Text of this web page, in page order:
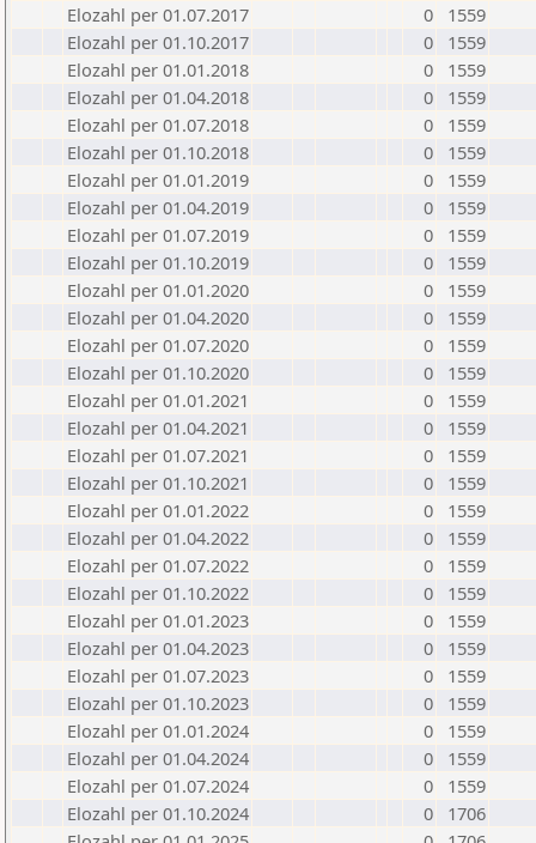
Elozahl per 01.07.2017
0
1559
Elozahl per 01.10.2017
0
1559
Elozahl per 01.01.2018
0
1559
Elozahl per 01.04.2018
0
1559
Elozahl per 01.07.2018
0
1559
Elozahl per 01.10.2018
0
1559
Elozahl per 01.01.2019
0
1559
Elozahl per 01.04.2019
0
1559
Elozahl per 01.07.2019
0
1559
Elozahl per 01.10.2019
0
1559
Elozahl per 01.01.2020
0
1559
Elozahl per 01.04.2020
0
1559
Elozahl per 01.07.2020
0
1559
Elozahl per 01.10.2020
0
1559
Elozahl per 01.01.2021
0
1559
Elozahl per 01.04.2021
0
1559
Elozahl per 01.07.2021
0
1559
Elozahl per 01.10.2021
0
1559
Elozahl per 01.01.2022
0
1559
Elozahl per 01.04.2022
0
1559
Elozahl per 01.07.2022
0
1559
Elozahl per 01.10.2022
0
1559
Elozahl per 01.01.2023
0
1559
Elozahl per 01.04.2023
0
1559
Elozahl per 01.07.2023
0
1559
Elozahl per 01.10.2023
0
1559
Elozahl per 01.01.2024
0
1559
Elozahl per 01.04.2024
0
1559
Elozahl per 01.07.2024
0
1559
Elozahl per 01.10.2024
0
1706